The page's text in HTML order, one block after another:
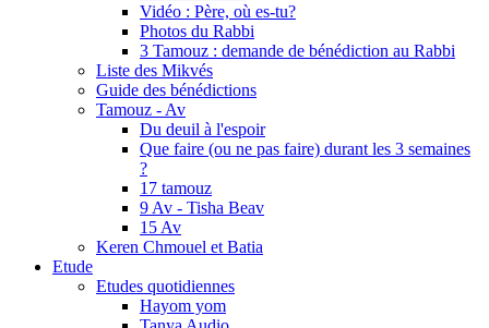
Vidéo : Père, où es-tu?
Photos du Rabbi
3 Tamouz : demande de bénédiction au Rabbi
Liste des Mikvés
Guide des bénédictions
Tamouz - Av
Du deuil à l'espoir
Que faire (ou ne pas faire) durant les 3 semaines
?
17 tamouz
9 Av - Tisha Beav
15 Av
Keren Chmouel et Batia
Etude
Etudes quotidiennes
Hayom yom